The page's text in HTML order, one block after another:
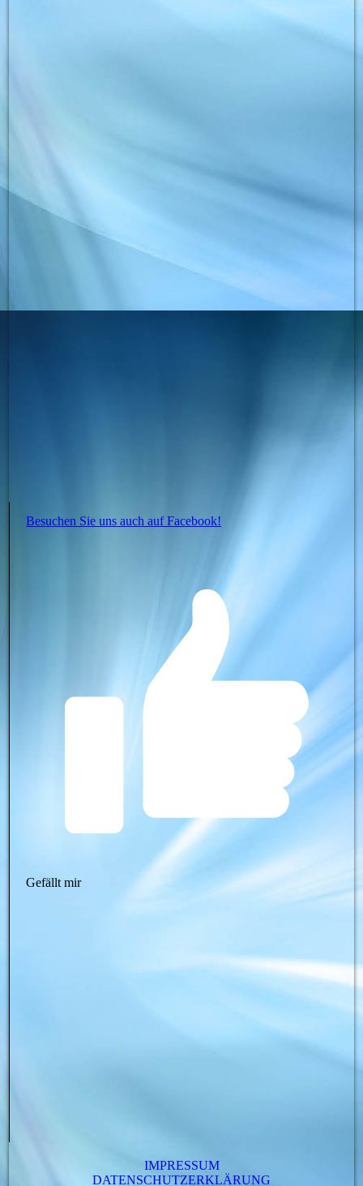
Besuchen Sie uns auch auf Facebook!
Gefällt mir
IMPRESSUM
DATENSCHUTZERKLÄRUNG